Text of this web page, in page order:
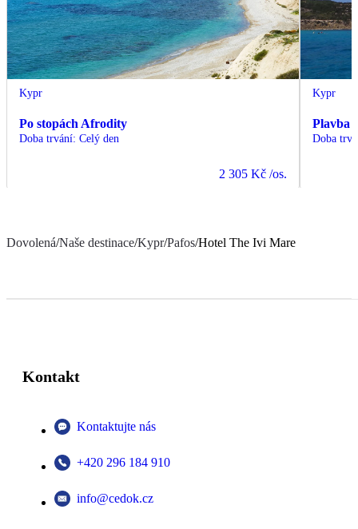
Kypr
Po stopách Afrodity
Doba trvání: Celý den
2 305 Kč /os.
Kypr
Plavba
Doba
Dovolená/Naše destinace/Kypr/Pafos/Hotel The Ivi Mare
Kontakt
Kontaktujte nás
+420 296 184 910
info@cedok.cz